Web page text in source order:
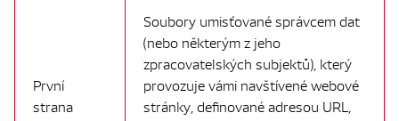
První
strana
Soubory umisťované správcem dat
(nebo některým z jeho
zpracovatelských subjektů), který
provozuje vámi navštívené webové
stránky, definované adresou URL,